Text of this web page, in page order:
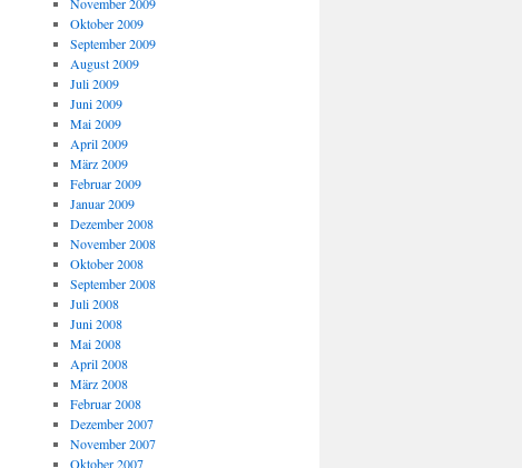
Oktober 2009
September 2009
August 2009
Juli 2009
Juni 2009
Mai 2009
April 2009
März 2009
Februar 2009
Januar 2009
Dezember 2008
November 2008
Oktober 2008
September 2008
Juli 2008
Juni 2008
Mai 2008
April 2008
März 2008
Februar 2008
Dezember 2007
November 2007
Oktober 2007